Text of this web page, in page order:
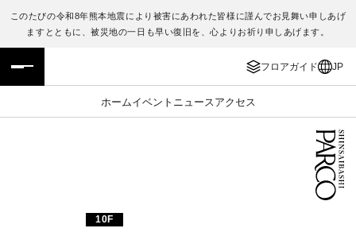
このたびの令和8年熊本地震により被害にあわれた皆様に謹んでお見舞い申しあげ
ますとともに、被災地の一日も早い復旧を、心よりお祈り申しあげます。
フロアガイド JP
ホームイベント ニュース アクセス
フロアガイド
施設案内・アクセス
ENGLISH
繁体字
10F